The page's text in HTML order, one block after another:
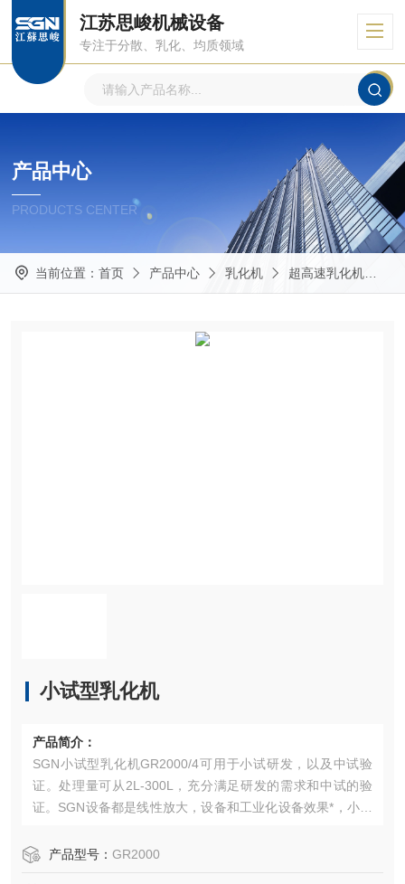
江苏思峻机械设备
专注于分散、乳化、均质领域
产品中心
PRODUCTS CENTER
当前位置： 首页 产品中心 乳化机 超高速乳化机
小试型乳化机
产品简介：
SGN小试型乳化机GR2000/4可用于小试研发，以及中试验
证。处理量可从2L-300L，充分满足研发的需求和中试的验
证。SGN设备都是线性放大，设备和工业化设备效果*，小试
目前，许多高校以及研究院从事研发研究，都在用SGN的小
产品型号： GR2000